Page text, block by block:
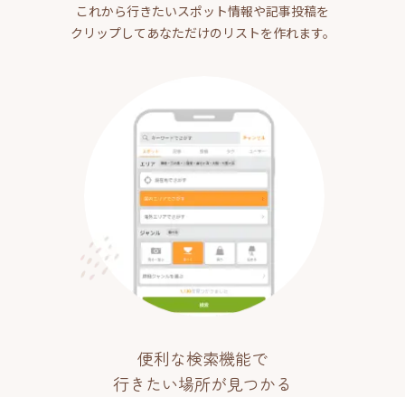
これから行きたいスポット情報や記事投稿を
クリップしてあなただけのリストを作れます。
便利な検索機能で
行きたい場所が見つかる